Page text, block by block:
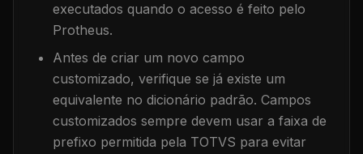
executados quando o acesso é feito pelo
Protheus.
Antes de criar um novo campo
customizado, verifique se já existe um
equivalente no dicionário padrão. Campos
customizados sempre devem usar a faixa de
prefixo permitida pela TOTVS para evitar